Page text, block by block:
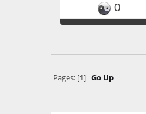
0
Pages: [1] Go Up